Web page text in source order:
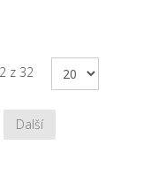
z 32
Další